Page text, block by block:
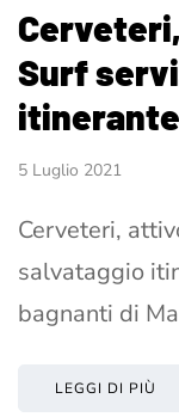
Surf
itinerante
5 Luglio 2021
Cerveteri,
salvataggio
bagnanti di
LEGGI DI PIÙ